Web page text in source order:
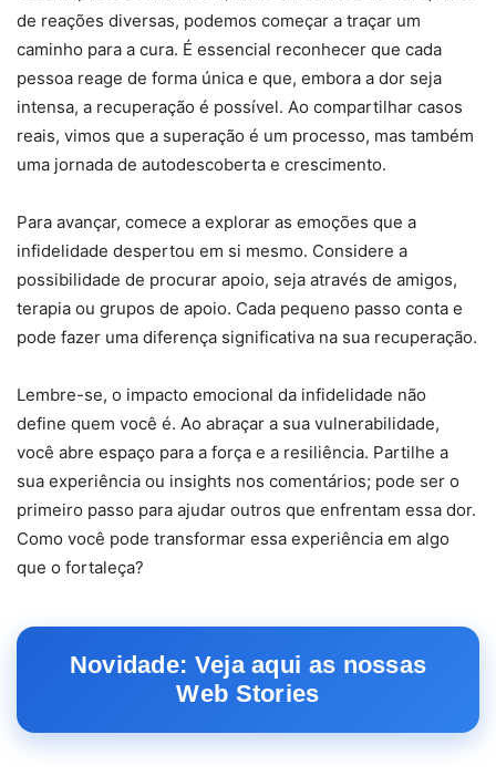
de reações diversas, podemos começar a traçar um
caminho para a cura. É essencial reconhecer que cada
pessoa reage de forma única e que, embora a dor seja
intensa, a recuperação é possível. Ao compartilhar casos
reais, vimos que a superação é um processo, mas também
uma jornada de autodescoberta e crescimento.
Para avançar, comece a explorar as emoções que a
infidelidade despertou em si mesmo. Considere a
possibilidade de procurar apoio, seja através de amigos,
terapia ou grupos de apoio. Cada pequeno passo conta e
pode fazer uma diferença significativa na sua recuperação.
Lembre-se, o impacto emocional da infidelidade não
define quem você é. Ao abraçar a sua vulnerabilidade,
você abre espaço para a força e a resiliência. Partilhe a
sua experiência ou insights nos comentários; pode ser o
primeiro passo para ajudar outros que enfrentam essa dor.
Como você pode transformar essa experiência em algo
que o fortaleça?
Novidade: Veja aqui as nossas
Web Stories